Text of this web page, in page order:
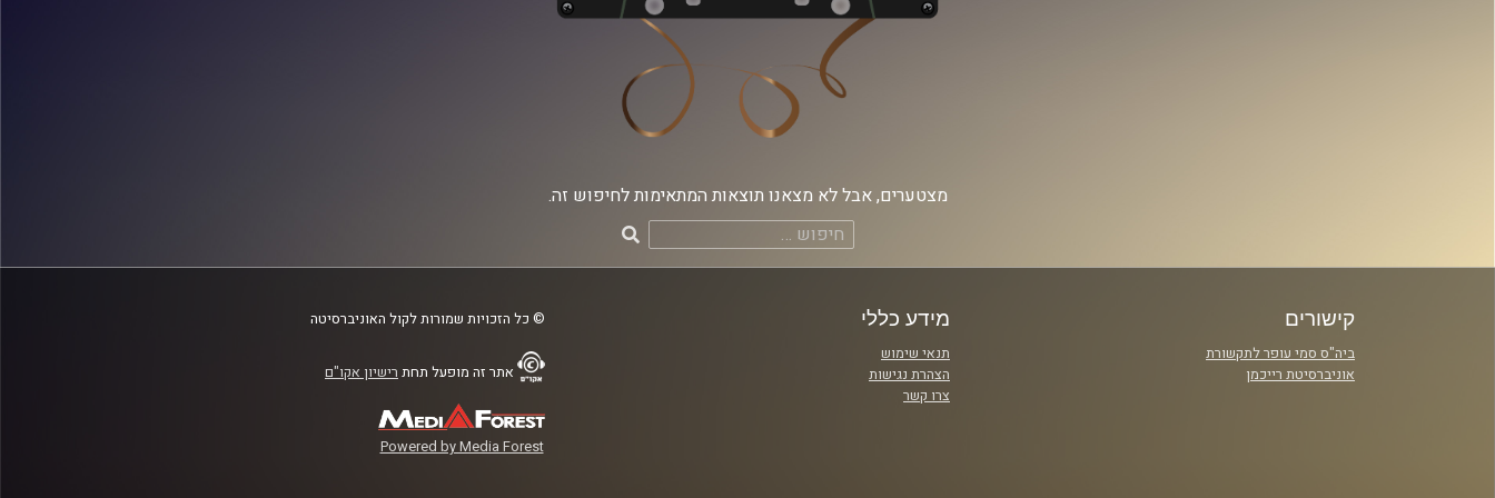
מצטערים, אבל לא מצאנו תוצאות המתאימות לחיפוש זה.
חיפוש:
קישורים
ביה"ס סמי עופר לתקשורת
אוניברסיטת רייכמן
מידע כללי
תנאי שימוש
הצהרת נגישות
צרו קשר
© כל הזכויות שמורות לקול האוניברסיטה
אתר זה מופעל תחת רישיון אקו"ם
Powered by Media Forest